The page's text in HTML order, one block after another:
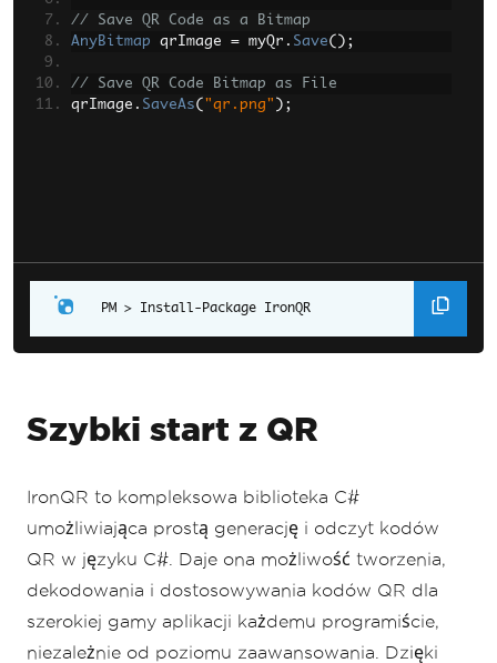
// Save QR Code as a Bitmap
AnyBitmap qrImage = myQr . Save();
// Save QR Code Bitmap as File
qrImage . SaveAs( "qr.png" );
Install-Package IronQR
Szybki start z QR
IronQR to kompleksowa biblioteka C#
umożliwiająca prostą generację i odczyt kodów
QR w języku C#. Daje ona możliwość tworzenia,
dekodowania i dostosowywania kodów QR dla
szerokiej gamy aplikacji każdemu programiście,
niezależnie od poziomu zaawansowania. Dzięki